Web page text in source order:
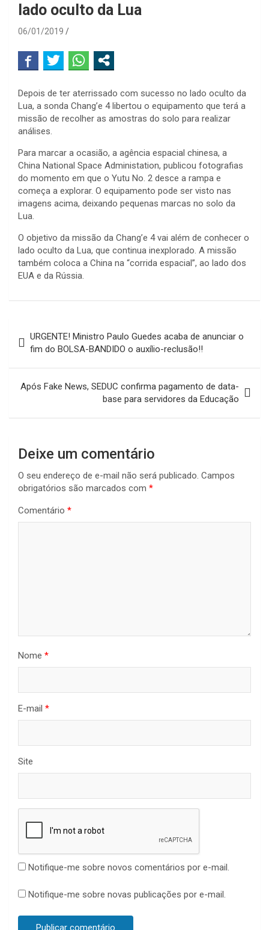
lado oculto da Lua
06/01/2019
Depois de ter aterrissado com sucesso no lado oculto da
Lua, a sonda Chang’e 4 libertou o equipamento que terá a
missão de recolher as amostras do solo para realizar
análises.
Para marcar a ocasião, a agência espacial chinesa, a
China National Space Administation, publicou fotografias
do momento em que o Yutu No. 2 desce a rampa e
começa a explorar. O equipamento pode ser visto nas
imagens acima, deixando pequenas marcas no solo da
Lua.
O objetivo da missão da Chang’e 4 vai além de conhecer o
lado oculto da Lua, que continua inexplorado. A missão
também coloca a China na “corrida espacial”, ao lado dos
EUA e da Rússia.
de
Post
URGENTE! Ministro Paulo Guedes acaba de anunciar o
fim do BOLSA-BANDIDO o auxílio-reclusão!!
Após Fake News, SEDUC confirma pagamento de data-
base para servidores da Educação
Deixe um comentário
O seu endereço de e-mail não será publicado. Campos
obrigatórios são marcados com *
Comentário *
Nome *
E-mail *
Site
Notifique-me sobre novos comentários por e-mail.
Notifique-me sobre novas publicações por e-mail.